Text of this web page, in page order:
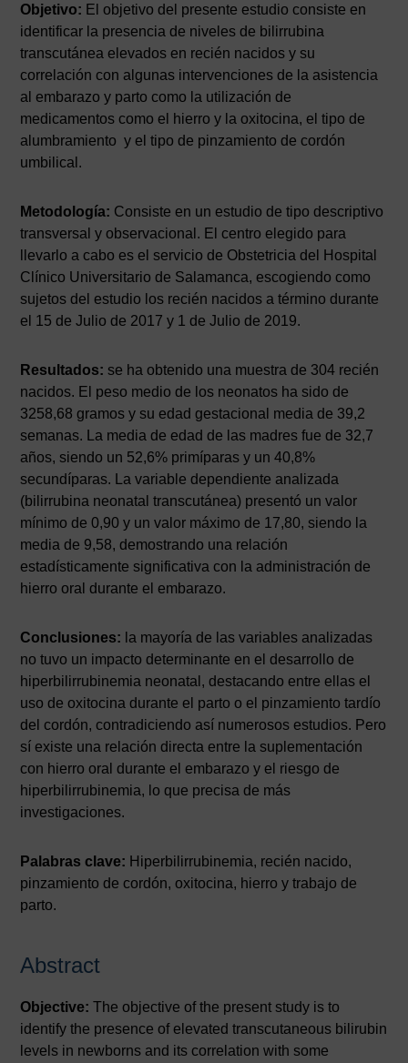
Objetivo: El objetivo del presente estudio consiste en
identificar la presencia de niveles de bilirrubina
transcutánea elevados en recién nacidos y su
correlación con algunas intervenciones de la asistencia
al embarazo y parto como la utilización de
medicamentos como el hierro y la oxitocina, el tipo de
alumbramiento y el tipo de pinzamiento de cordón
umbilical.
Metodología: Consiste en un estudio de tipo descriptivo
transversal y observacional. El centro elegido para
llevarlo a cabo es el servicio de Obstetricia del Hospital
Clínico Universitario de Salamanca, escogiendo como
sujetos del estudio los recién nacidos a término durante
el 15 de Julio de 2017 y 1 de Julio de 2019.
Resultados: se ha obtenido una muestra de 304 recién
nacidos. El peso medio de los neonatos ha sido de
3258,68 gramos y su edad gestacional media de 39,2
semanas. La media de edad de las madres fue de 32,7
años, siendo un 52,6% primíparas y un 40,8%
secundíparas. La variable dependiente analizada
(bilirrubina neonatal transcutánea) presentó un valor
mínimo de 0,90 y un valor máximo de 17,80, siendo la
media de 9,58, demostrando una relación
estadísticamente significativa con la administración de
hierro oral durante el embarazo.
Conclusiones: la mayoría de las variables analizadas
no tuvo un impacto determinante en el desarrollo de
hiperbilirrubinemia neonatal, destacando entre ellas el
uso de oxitocina durante el parto o el pinzamiento tardío
del cordón, contradiciendo así numerosos estudios. Pero
sí existe una relación directa entre la suplementación
con hierro oral durante el embarazo y el riesgo de
hiperbilirrubinemia, lo que precisa de más
investigaciones.
Palabras clave: Hiperbilirrubinemia, recién nacido,
pinzamiento de cordón, oxitocina, hierro y trabajo de
parto.
Abstract
Objective:The objective of the present study is to
identify the presence of elevated transcutaneous bilirubin
levels in newborns and its correlation with some